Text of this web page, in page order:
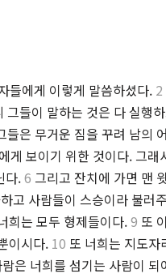
들에게 이렇게 말씀하셨다. 2
그들이 말하는 것은 다 실행
들은 무거운 짐을 꾸려 남의
게 보이기 위한 것이다. 그
다.6 그리고 잔치에 가면 맨
고 사람들이 스승이라 불러
희는 모두 형제들이다.9 또
이시다. 10 또 너희는 지도자
은 너희를 섬기는 사람이 되